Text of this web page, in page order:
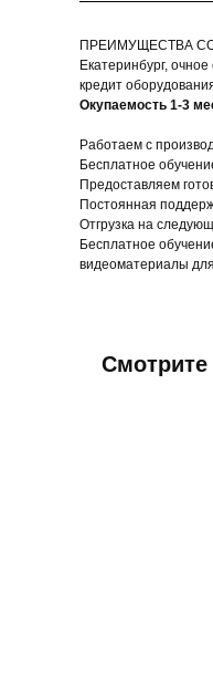
ПРЕИМУЩЕСТВА
Екатеринбург,
кредит
Окупаемость 1-3
Работаем с
Бесплатное
Предоставляем
Постоянная
Отгрузка на
Бесплатное
видеоматериалы
Смотрите